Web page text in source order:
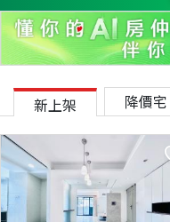
新上架 降價宅